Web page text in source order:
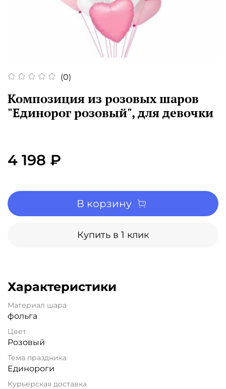
(0)
Композиция из розовых шаров
"Единорог розовый", для девочки
4 198 ₽
В корзину
Купить в 1 клик
Характеристики
Материал шара
фольга
Цвет
Розовый
Тема праздника
Единороги
Курьерская доставка